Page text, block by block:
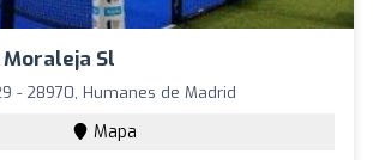
Sl
- 28970, Humanes de Madrid
Mapa